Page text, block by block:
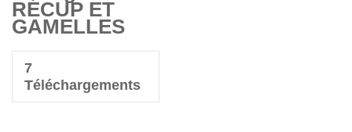
RÉCUP ET
GAMELLES
7
Téléchargements